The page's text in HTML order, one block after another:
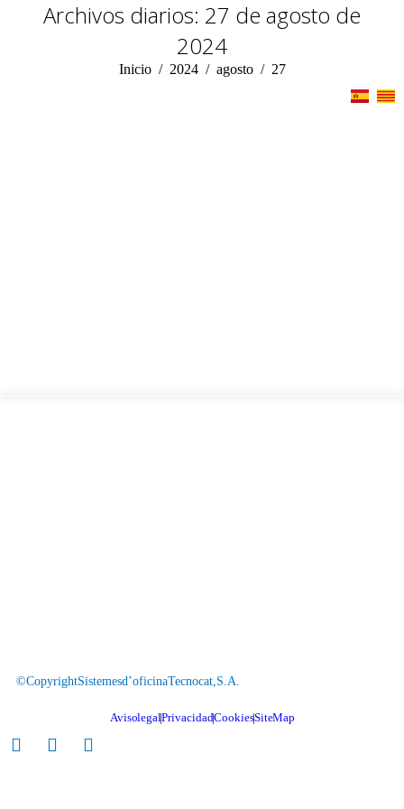
Archivos diarios: 27 de agosto de
2024
Estás aquí:
Inicio 2024 agosto 27
© Copyright Sistemes d’oficina Tecnocat, S.A.
Aviso legalPrivacidadCookiesSite Map